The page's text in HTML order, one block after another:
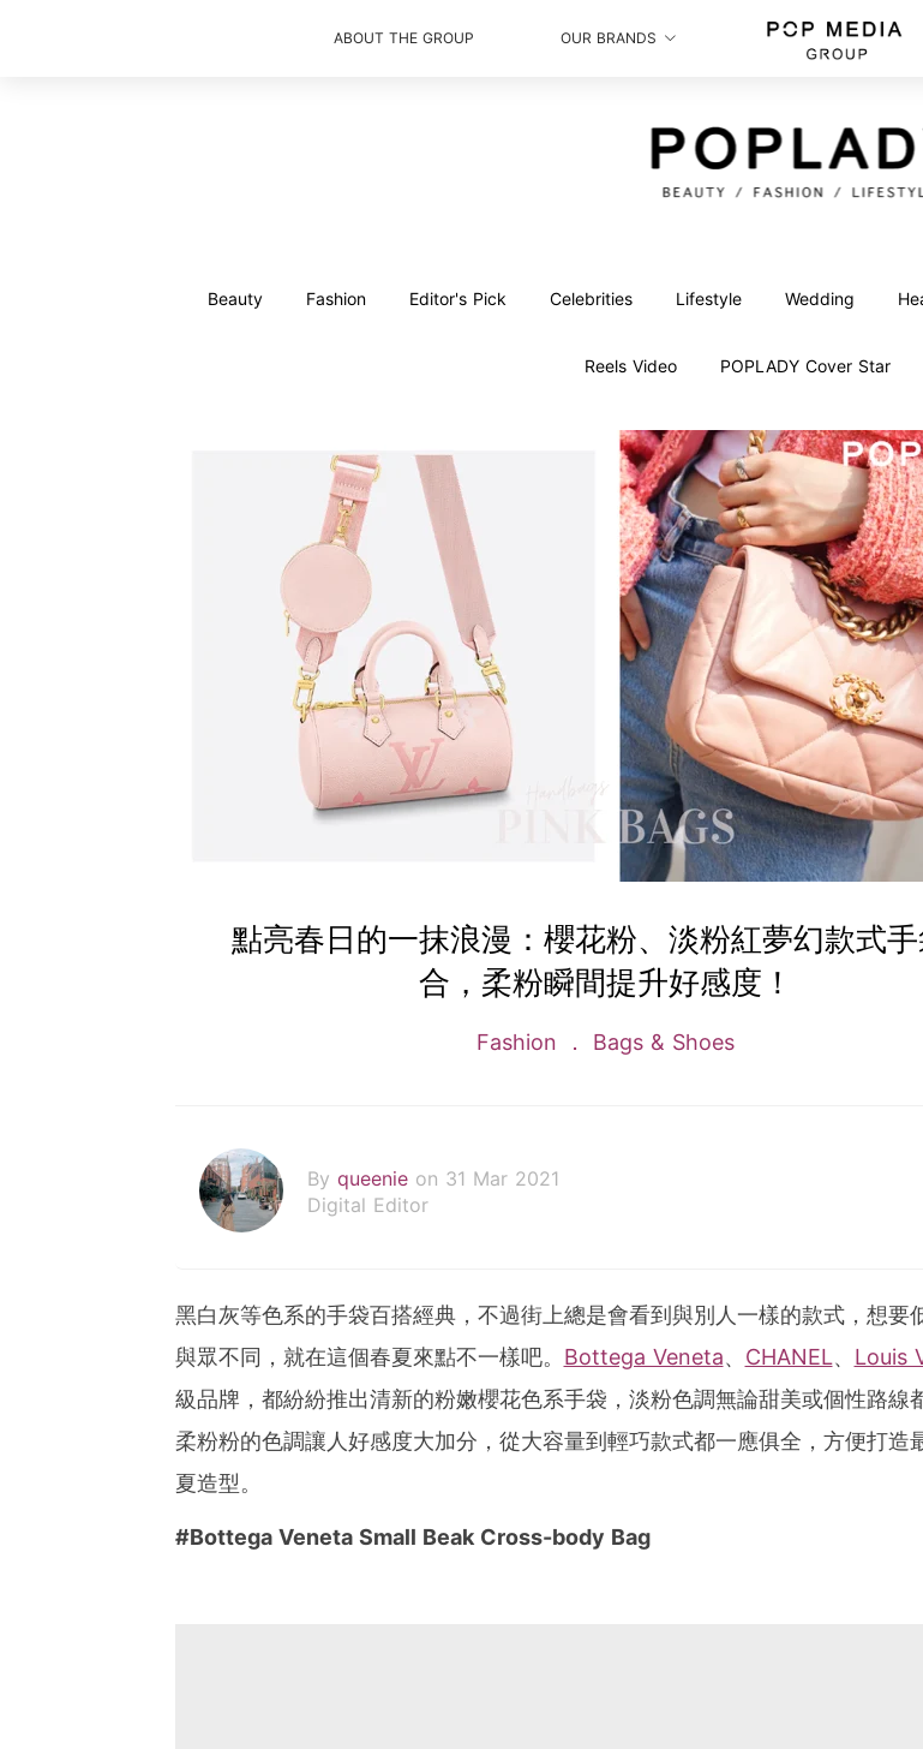
ABOUT THE GROUP OUR BRANDS
Beauty Fashion Editor's Pick Celebrities Lifestyle Wedding
Reels Video POPLADY Cover Star
點亮春日的一抹浪漫：櫻花粉、淡粉紅夢幻款式
合，柔粉瞬間提升好感度！
Fashion Bags & Shoes
By queenie on 31 Mar 2021
Digital Editor
黑白灰等色系的手袋百搭經典，不過街上總是會看到與別人一樣的款式，想要
與眾不同，就在這個春夏來點不一樣吧。 Bottega Veneta、 CHANEL、 Louis
級品牌，都紛紛推出清新的粉嫩櫻花色系手袋，淡粉色調無論甜美或個性路線
柔粉粉的色調讓人好感度大加分，從大容量到輕巧款式都一應俱全，方便打造
夏造型。
#Bottega Veneta Small Beak Cross-body Bag